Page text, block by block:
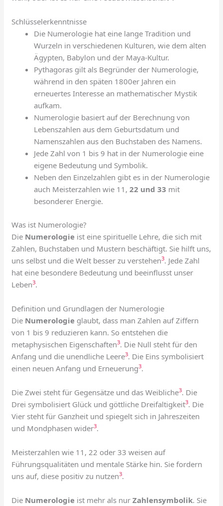
Schlüsselerkenntnisse
Die Numerologie hat eine lange Tradition und
Wurzeln in verschiedenen Kulturen, wie dem alten
Ägypten, Babylon und der Maya-Kultur.
Pythagoras gilt als Begründer der Numerologie,
während in den späten 1800er Jahren ein
erneuertes Interesse an mathematischer Mystik
aufkam.
Numerologie basiert auf der Berechnung von
Lebenszahlen aus dem Geburtsdatum und
Namenszahlen aus den Buchstaben des Namens.
Jede Zahl von 1 bis 9 hat in der Numerologie eine
eigene Bedeutung und Symbolik.
Neben den Einzelzahlen gibt es in der Numerologie
auch Meisterzahlen wie 11,22 und 33 mit
besonderer Energie.
Was ist Numerologie?
Die Numerologie ist eine spirituelle Lehre, die sich mit
Zahlen, Buchstaben und Mustern beschäftigt. Sie hilft uns,
uns selbst und die Welt besser zu verstehen3. Jede Zahl
hat eine besondere Bedeutung und beeinflusst unser
Leben3.
Definition und Grundlagen der Numerologie
Die Numerologie glaubt, dass man Zahlen auf Ziffern
von 1 bis 9 reduzieren kann. So entstehen die
metaphysischen Eigenschaften3. Die Null steht für den
Anfang und die unendliche Leere3. Die Eins symbolisiert
einen neuen Anfang und Erneuerung3.
Die Zwei steht für Gegensätze und das Weibliche3. Die
Drei symbolisiert Glück und göttliche Dreifaltigkeit3. Die
Vier steht für Ganzheit und spiegelt sich in Jahreszeiten
und Mondphasen wider3.
Meisterzahlen wie 11, 22 oder 33 weisen auf
Führungsqualitäten und mentale Stärke hin. Sie fordern
uns auf, diese positiv zu nutzen3.
Die Numerologie ist mehr als nurZahlensymbolik. Sie